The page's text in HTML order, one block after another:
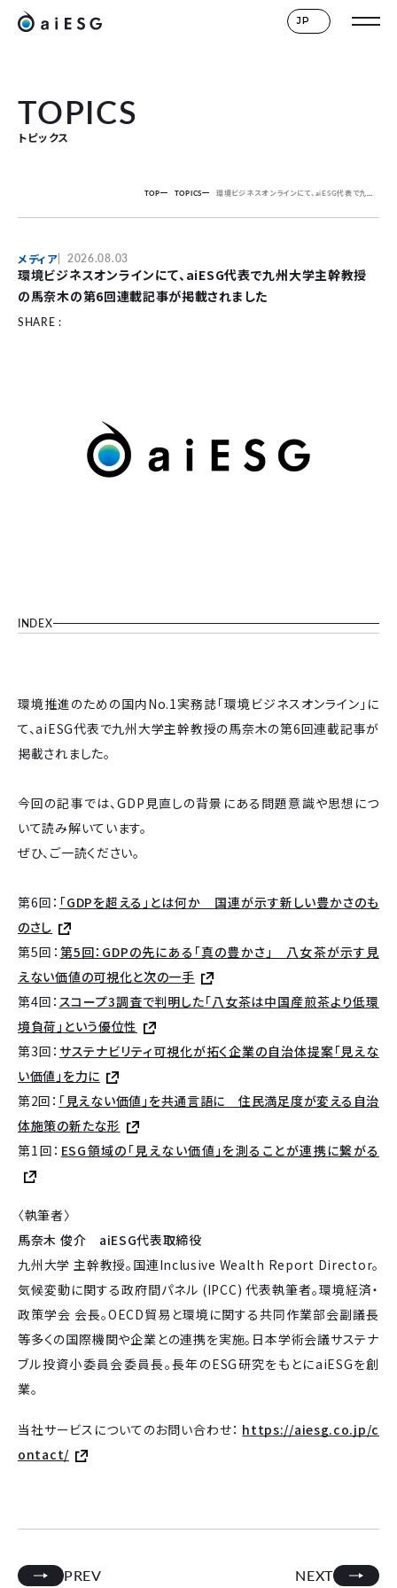
JP
TOPICS
トピックス
TOP TOPICS 環境ビジネスオンラインにて、aiESG代表で九州大学主幹教授の馬奈木の第6回連載記事が掲載されました
メディア 2026.08.03
環境ビジネスオンラインにて、aiESG代表で九州大学主幹教授
の馬奈木の第6回連載記事が掲載されました
SHARE :
INDEX
環境推進のための国内No.1実務誌「環境ビジネスオンライン」に
て、aiESG代表で九州大学主幹教授の馬奈木の第6回連載記事が
掲載されました。
今回の記事では、GDP見直しの背景にある問題意識や思想につ
いて読み解いています。
ぜひ、ご一読ください。
第6回： 「GDPを超える」とは何か 国連が示す新しい豊かさのも
のさし
第5回： 第5回：GDPの先にある「真の豊かさ」 八女茶が示す見
えない価値の可視化と次の一手
第4回： スコープ3調査で判明した「八女茶は中国産煎茶より低環
境負荷」という優位性
第3回： サステナビリティ可視化が拓く企業の自治体提案「見えな
い価値」を力に
第2回： 「見えない価値」を共通言語に 住民満足度が変える自治
体施策の新たな形
第1回： ESG領域の「見えない価値」を測ることが連携に繋がる
〈執筆者〉
馬奈木 俊介 aiESG代表取締役
九州大学 主幹教授。国連Inclusive Wealth Report Director。
気候変動に関する政府間パネル (IPCC) 代表執筆者。環境経済・
政策学会 会長。OECD貿易と環境に関する共同作業部会副議長
等多くの国際機関や企業との連携を実施。日本学術会議サステナ
ブル投資小委員会委員長。長年のESG研究をもとにaiESGを創
業。
当社サービスについてのお問い合わせ： https://aiesg.co.jp/c
ontact/
PREV NEXT